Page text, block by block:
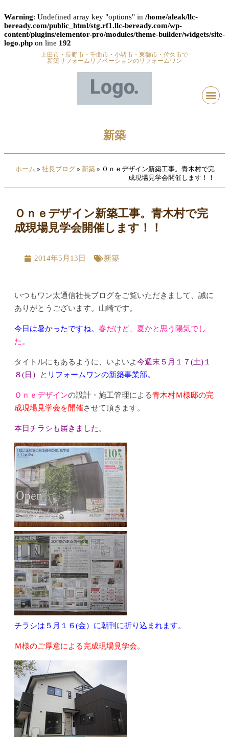
Warning: Undefined array key "options" in /home/aleak/llc-
beready.com/public_html/stg.rf1.llc-beready.com/wp-
content/plugins/elementor-pro/modules/theme-builder/widgets/site-
logo.php on line 192
上田市・長野市・千曲市・小諸市・東御市・佐久市で
新築リフォームリノベーションのリフォームワン
新築
ホーム » 社長ブログ » 新築 » Ｏｎｅデザイン新築工事。青木村で完
成現場見学会開催します！！
Ｏｎｅデザイン新築工事。青木村で完
成現場見学会開催します！！
2014年5月13日 新築
いつもワン太通信社長ブログをご覧いただきまして、誠に
ありがとうございます。山崎です。
今日は暑かったですね。 春だけど、夏かと思う陽気でし
た。
タイトルにもあるように、いよいよ今週末５月１７(土)１
８(日）
と リフォームワンの新築事業部。
Ｏｎｅデザインの設計・施工管理による青木村Ｍ様邸の完
成現場見学会を開催させて頂きます。
本日チラシも届きました。
チラシは５月１６(金）に朝刊に折り込まれます。
Ｍ様のご厚意による完成現場見学会。